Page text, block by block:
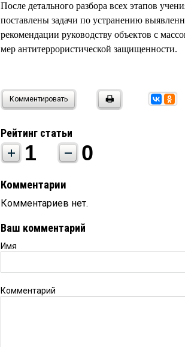
После детального разбора всех этапов
поставлены задачи по устранению
рекомендации руководству объектов с
мер антитеррористической защищенности.
Комментировать
Рейтинг статьи
1 0
Комментарии
Комментариев нет.
Ваш комментарий
Имя
Комментарий